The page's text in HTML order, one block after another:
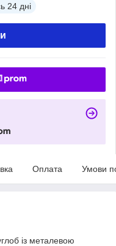
24 дні
Оплата Умови
із металевою